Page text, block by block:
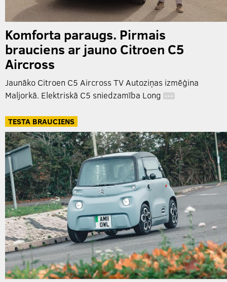
Komforta paraugs. Pirmais
brauciens ar jauno Citroen C5
Aircross
Jaunāko Citroen C5 Aircross TV Autoziņas izmēģina
Maljorkā. Elektriskā C5 sniedzamība Long …
TESTA BRAUCIENS